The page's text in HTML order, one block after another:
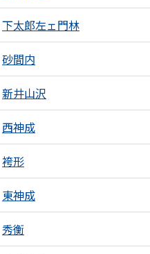
下太郎左ェ門林
砂間内
新井山沢
西神成
袴形
東神成
秀衡